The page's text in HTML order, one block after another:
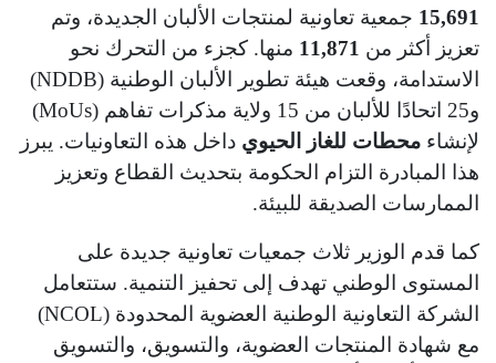
15,691 جمعية تعاونية لمنتجات الألبان الجديدة، وتم
تعزيز أكثر من 11,871 منها. كجزء من التحرك نحو
الاستدامة، وقعت هيئة تطوير الألبان الوطنية (NDDB)
و25 اتحادًا للألبان من 15 ولاية مذكرات تفاهم (MoUs)
لإنشاء محطات للغاز الحيوي داخل هذه التعاونيات. يبرز
هذا المبادرة التزام الحكومة بتحديث القطاع وتعزيز
الممارسات الصديقة للبيئة.
كما قدم الوزير ثلاث جمعيات تعاونية جديدة على
المستوى الوطني تهدف إلى تحفيز التنمية. ستتعامل
الشركة التعاونية الوطنية العضوية المحدودة (NCOL)
مع شهادة المنتجات العضوية، والتسويق، والتسويق